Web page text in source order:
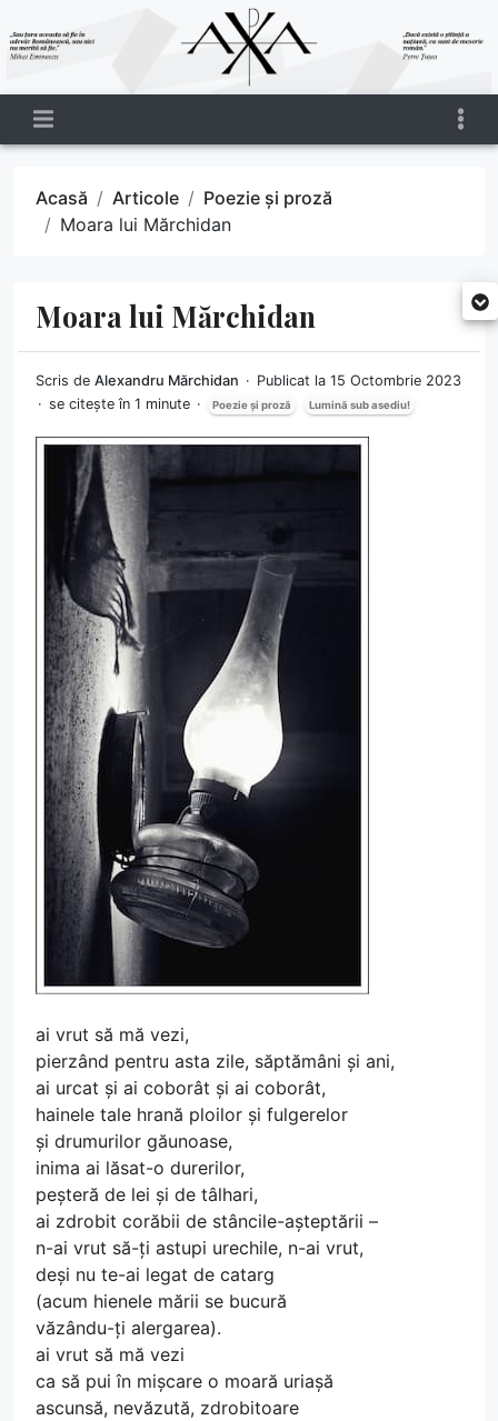
Acasă Articole
Poezie și proză
Moara lui Mărchidan
Moara lui Mărchidan
Scris de Alexandru Mărchidan
Publicat la 15 Octombrie 2023
se citește în 1 minute
Poezie și proză Lumină sub asediu!
ai vrut să mă vezi,
pierzând pentru asta zile, săptămâni și ani,
ai urcat și ai coborât și ai coborât,
hainele tale hrană ploilor și fulgerelor
și drumurilor găunoase,
inima ai lăsat-o durerilor,
peșteră de lei și de tâlhari,
ai zdrobit corăbii de stâncile-așteptării –
n-ai vrut să-ți astupi urechile, n-ai vrut,
deși nu te-ai legat de catarg
(acum hienele mării se bucură
văzându-ți alergarea).
ai vrut să mă vezi
ca să pui în mișcare o moară uriașă
ascunsă, nevăzută, zdrobitoare